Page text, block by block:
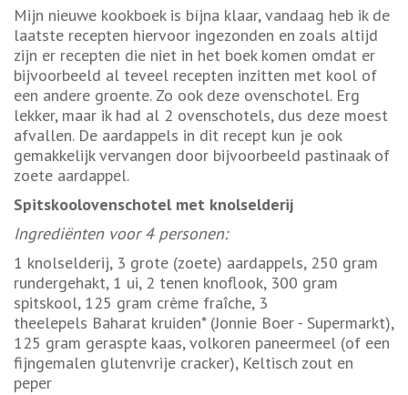
Mijn nieuwe kookboek is bíjna klaar, vandaag heb ik de
laatste recepten hiervoor ingezonden en zoals altijd
zijn er recepten die niet in het boek komen omdat er
bijvoorbeeld al teveel recepten inzitten met kool of
een andere groente. Zo ook deze ovenschotel. Erg
lekker, maar ik had al 2 ovenschotels, dus deze moest
afvallen. De aardappels in dit recept kun je ook
gemakkelijk vervangen door bijvoorbeeld pastinaak of
zoete aardappel.
Spitskoolovenschotel met knolselderij
Ingrediënten voor 4 personen:
1 knolselderij, 3 grote (zoete) aardappels, 250 gram
rundergehakt, 1 ui, 2 tenen knoflook, 300 gram
spitskool, 125 gram crème fraîche, 3
theelepels Baharat kruiden* (Jonnie Boer - Supermarkt),
125 gram geraspte kaas, volkoren paneermeel (of een
fijngemalen glutenvrije cracker), Keltisch zout en
peper